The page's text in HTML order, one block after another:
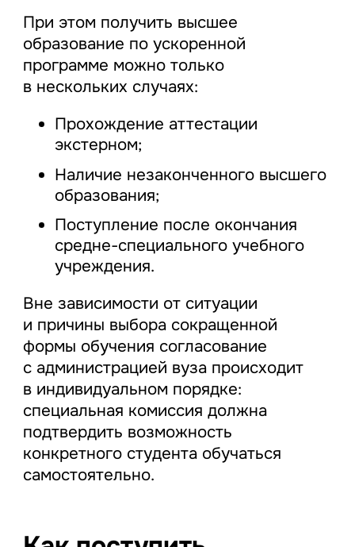
При этом получить высшее
образование по ускоренной
программе можно только
в нескольких случаях:
Прохождение аттестации
экстерном;
Наличие незаконченного высшего
образования;
Поступление после окончания
средне-специального учебного
учреждения.
Вне зависимости от ситуации
и причины выбора сокращенной
формы обучения согласование
с администрацией вуза происходит
в индивидуальном порядке:
специальная комиссия должна
подтвердить возможность
конкретного студента обучаться
самостоятельно.